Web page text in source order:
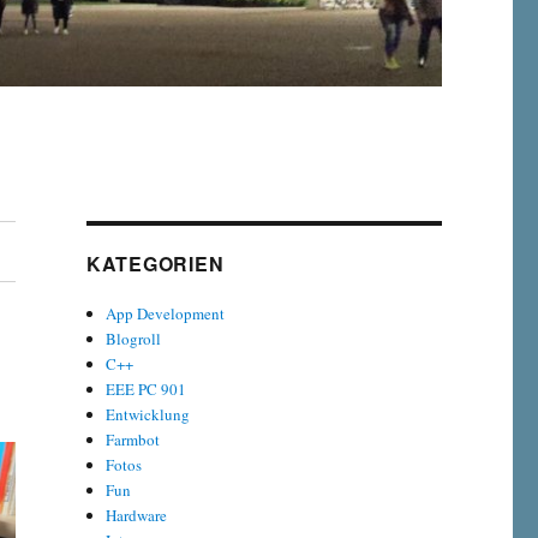
KATEGORIEN
App Development
Blogroll
C++
EEE PC 901
Entwicklung
Farmbot
Fotos
Fun
Hardware